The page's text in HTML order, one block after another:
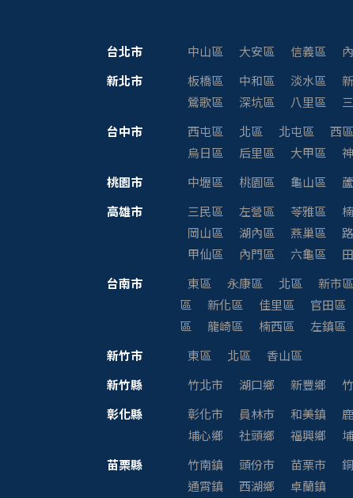
台北市 中山區 大安區 信義區
新北市
板橋區 中和區 淡水區
鶯歌區
深坑區 八里區
台中市
西屯區 北區 北屯區 西區
烏日區
后里區 大甲區
桃園市
中壢區 桃園區 龜山區
高雄市
三民區 左營區 苓雅區
岡山區
湖內區 燕巢區
甲仙區
內門區 六龜區
台南市
東區 永康區 北區 新市區
區
新化區 佳里區 官田區
區
龍崎區 楠西區 左鎮區
新竹市
東區 北區
香山區
新竹縣
竹北市 湖口鄉 新豐鄉
彰化縣
彰化市 員林市 和美鎮
埔心鄉
社頭鄉 福興鄉
苗栗縣
竹南鎮 頭份市 苗栗市
通霄鎮
西湖鄉 卓蘭鎮